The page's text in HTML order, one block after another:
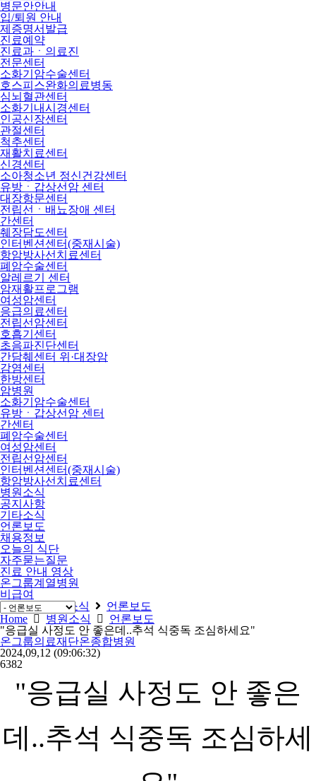
병문안안내
입/퇴원 안내
제증명서발급
진료예약
진료과ㆍ의료진
전문센터
소화기암수술센터
호스피스완화의료병동
심뇌혈관센터
소화기내시경센터
인공신장센터
관절센터
척추센터
재활치료센터
신경센터
소아청소년 정신건강센터
유방ㆍ갑상선암 센터
대장항문센터
전립선ㆍ배뇨장애 센터
간센터
췌장담도센터
인터벤션센터(중재시술)
항암방사선치료센터
폐암수술센터
알레르기 센터
암재활프로그램
여성암센터
응급의료센터
전립선암센터
호흡기센터
초음파진단센터
간담췌센터 위·대장암
감염센터
한방센터
암병원
소화기암수술센터
유방ㆍ갑상선암 센터
간센터
폐암수술센터
여성암센터
전립선암센터
인터벤션센터(중재시술)
항암방사선치료센터
병원소식
공지사항
기타소식
언론보도
채용정보
오늘의 식단
자주묻는질문
진료 안내 영상
온그룹계열병원
비급여
Home
병원소식
언론보도
Home
병원소식
언론보도
"응급실 사정도 안 좋은데..추석 식중독 조심하세요"
온그룹의료재단온종합병원
2024,09,12 (09:06:32)
6382
"응급실 사정도 안 좋은
데..추석 식중독 조심하세